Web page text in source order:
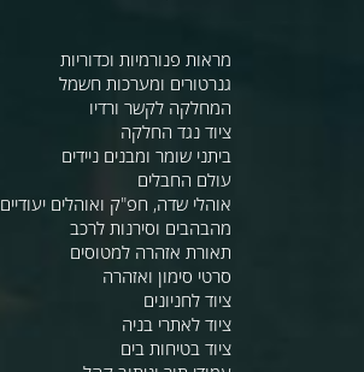
מראות פנורמיות וכדוריות
גנרטורים ומערכות חשמל
המחלקה לקשר ורדיו
ציוד נגד החלקה
ביתני שומר ומבנים ניידים
עולם החבלים
אוהלי שדה, חפ"ק ואוהלים יעודיים
מהבהבים וסירנות לרכב
תאורת אזהרה למטוסים
סרטי סימון ואזהרה
ציוד לחניונים
ציוד לאתרי בניה
ציוד בטיחות בים